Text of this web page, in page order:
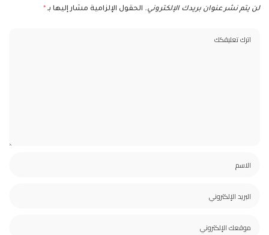
لن يتم نشر عنوان بريدك الإلكتروني. الحقول الإلزامية مشار إليها بـ *